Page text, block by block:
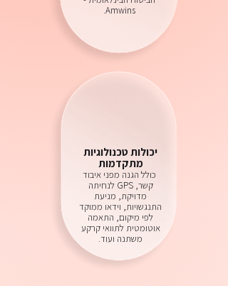
Amwins.
יכולות טכנולוגיות
מתקדמות
כולל הגנה מפני איבוד
קשר, GPS לנחיתה
מדויקת, מניעת
התנגשויות, וידאו ממוקד
לפי מיקום, התאמה
אוטומטית לתוואי קרקע
משתנה ועוד.